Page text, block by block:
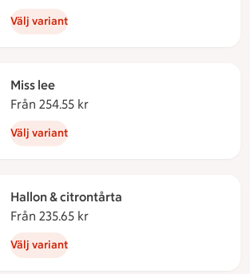
Välj variant
Miss lee
Från 254.55 kr
Välj variant
Hallon & citrontårta
Från 235.65 kr
Välj variant